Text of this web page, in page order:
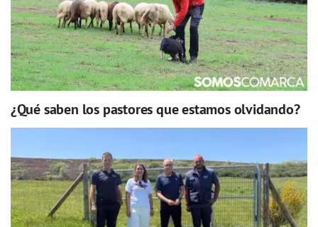
¿Qué saben los pastores que estamos olvidando?